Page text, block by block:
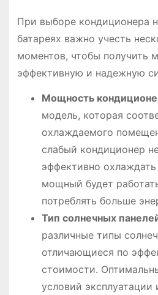
При выборе кондиционера
батареях важно учесть
моментов, чтобы получить
эффективную и надежную
Мощность
модель, которая
охлаждаемого
слабый кондиционер
эффективно
мощный будет
потреблять больше
Тип солнечных
различные типы
отличающиеся по
стоимости.
условий эксплуатации